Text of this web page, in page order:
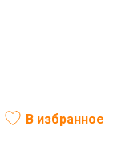
В избранное